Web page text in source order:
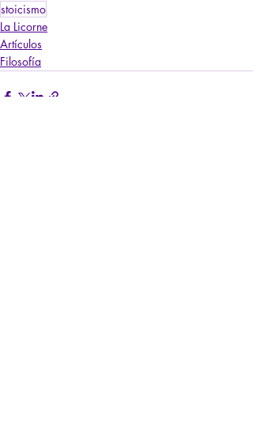
stoicismo
La Licorne
Artículos
Filosofía